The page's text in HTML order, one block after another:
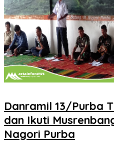
Danramil 13/Purba
dan Ikuti
Nagori Purba